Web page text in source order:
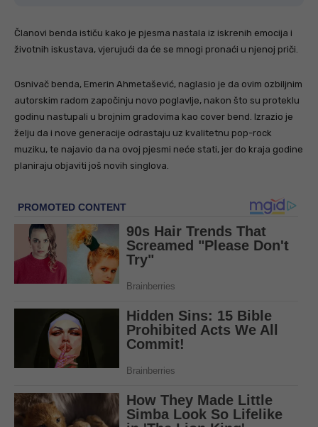
Članovi benda ističu kako je pjesma nastala iz iskrenih emocija i
životnih iskustava, vjerujući da će se mnogi pronaći u njenoj priči.
Osnivač benda, Emerin Ahmetašević, naglasio je da ovim ozbiljnim
autorskim radom započinju novo poglavlje, nakon što su proteklu
godinu nastupali u brojnim gradovima kao cover bend. Izrazio je
želju da i nove generacije odrastaju uz kvalitetnu pop-rock
muziku, te najavio da na ovoj pjesmi neće stati, jer do kraja godine
planiraju objaviti još novih singlova.